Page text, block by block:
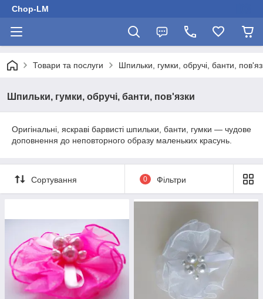
Chop-LM
Товари та послуги Шпильки, гумки, обручі, банти,
Шпильки, гумки, обручі, банти, пов'язки
Оригінальні, яскраві барвисті шпильки, банти, гумки — чудове
доповнення до неповторного образу маленьких красунь.
Сортування 0 Фільтри